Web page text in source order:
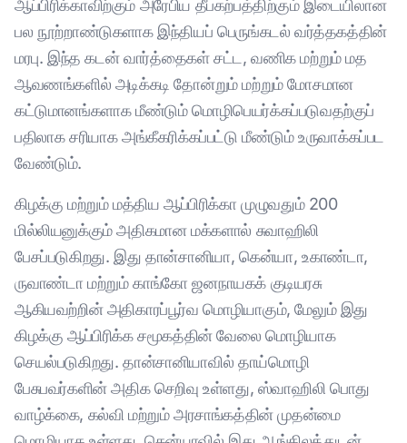
ஆப்பிரிக்காவிற்கும் அரேபிய தீபகற்பத்திற்கும் இடையிலான
பல நூற்றாண்டுகளாக இந்தியப் பெருங்கடல் வர்த்தகத்தின்
மரபு. இந்த கடன் வார்த்தைகள் சட்ட, வணிக மற்றும் மத
ஆவணங்களில் அடிக்கடி தோன்றும் மற்றும் மோசமான
கட்டுமானங்களாக மீண்டும் மொழிபெயர்க்கப்படுவதற்குப்
பதிலாக சரியாக அங்கீகரிக்கப்பட்டு மீண்டும் உருவாக்கப்பட
வேண்டும்.
கிழக்கு மற்றும் மத்திய ஆப்பிரிக்கா முழுவதும் 200
மில்லியனுக்கும் அதிகமான மக்களால் சுவாஹிலி
பேசப்படுகிறது. இது தான்சானியா, கென்யா, உகாண்டா,
ருவாண்டா மற்றும் காங்கோ ஜனநாயகக் குடியரசு
ஆகியவற்றின் அதிகாரப்பூர்வ மொழியாகும், மேலும் இது
கிழக்கு ஆப்பிரிக்க சமூகத்தின் வேலை மொழியாக
செயல்படுகிறது. தான்சானியாவில் தாய்மொழி
பேசுபவர்களின் அதிக செறிவு உள்ளது, ஸ்வாஹிலி பொது
வாழ்க்கை, கல்வி மற்றும் அரசாங்கத்தின் முதன்மை